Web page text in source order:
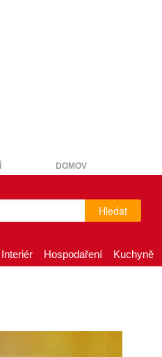
DOMOV
Hledat
Interiér Hospodaření Kuchyně